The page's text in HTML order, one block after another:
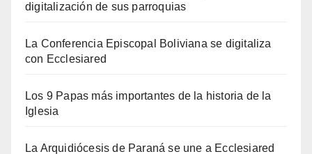
digitalización de sus parroquias
La Conferencia Episcopal Boliviana se digitaliza
con Ecclesiared
Los 9 Papas más importantes de la historia de la
Iglesia
La Arquidiócesis de Paraná se une a Ecclesiared